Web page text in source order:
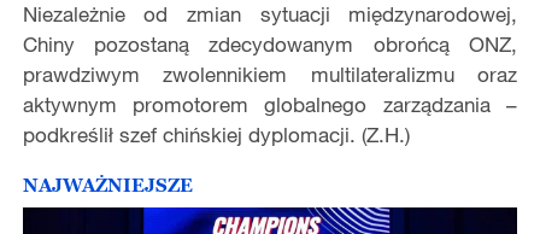
Niezależnie od zmian sytuacji międzynarodowej,
Chiny pozostaną zdecydowanym obrońcą ONZ,
prawdziwym zwolennikiem multilateralizmu oraz
aktywnym promotorem globalnego zarządzania –
podkreślił szef chińskiej dyplomacji. (Z.H.)
NAJWAŻNIEJSZE